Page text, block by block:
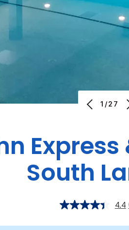
1/27
Express
South
4.4